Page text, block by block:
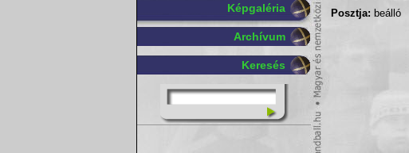
Képgaléria
Archívum
Keresés
Posztja: beálló